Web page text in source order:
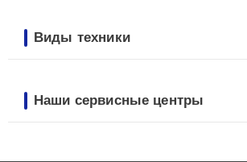
Виды техники
Наши сервисные центры